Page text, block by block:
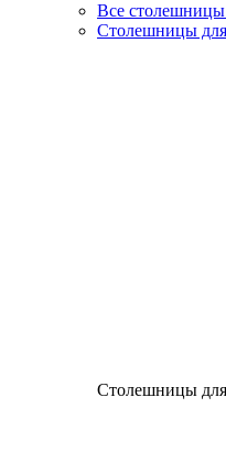
Все столешницы
Столешницы
Столешницы